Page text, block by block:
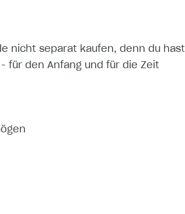
nicht separat kaufen, denn du hast
für den Anfang und für die Zeit